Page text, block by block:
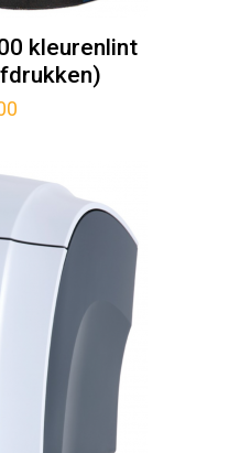
kleurenlint